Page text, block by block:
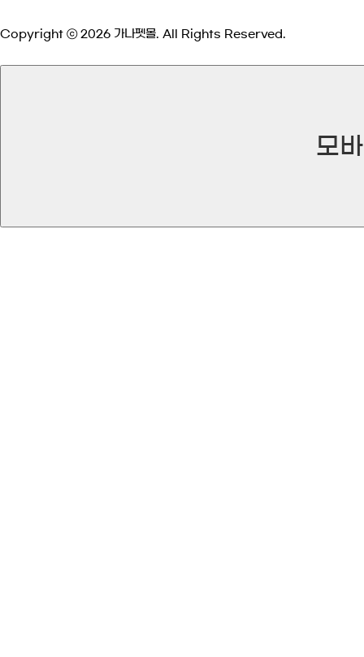
Copyright ⓒ 2026 가나펫몰. All Rights Reserved.
모